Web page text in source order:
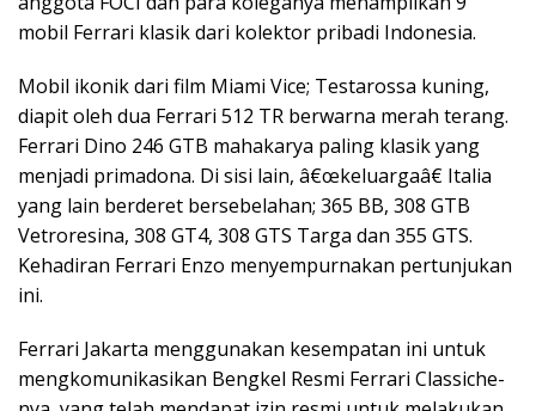
mobil Ferrari klasik dari kolektor pribadi Indonesia.
Mobil ikonik dari film Miami Vice; Testarossa kuning,
diapit oleh dua Ferrari 512 TR berwarna merah terang.
Ferrari Dino 246 GTB mahakarya paling klasik yang
menjadi primadona. Di sisi lain, â€œkeluargaâ€ Italia
yang lain berderet bersebelahan; 365 BB, 308 GTB
Vetroresina, 308 GT4, 308 GTS Targa dan 355 GTS.
Kehadiran Ferrari Enzo menyempurnakan pertunjukan
ini.
Ferrari Jakarta menggunakan kesempatan ini untuk
mengkomunikasikan Bengkel Resmi Ferrari Classiche-